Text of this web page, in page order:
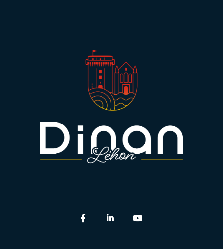
Lien vers le compte Facebook
Lien vers le compte